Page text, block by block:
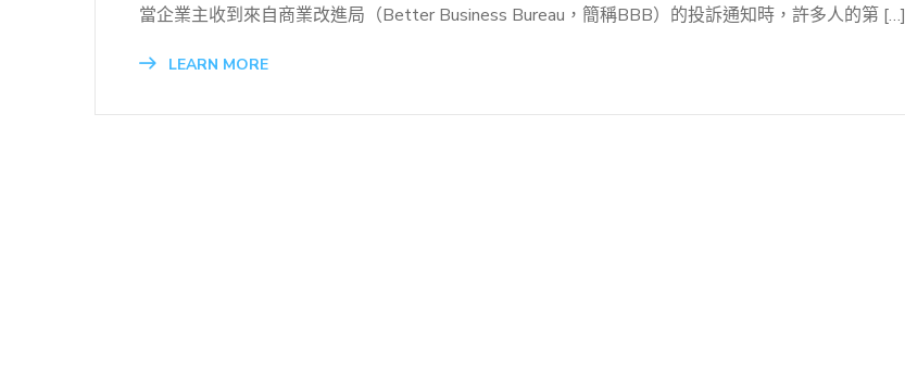
當企業主收到來自商業改進局（Better Business Bureau，簡稱BBB）的投訴通知時，許多人的第 […]
LEARN MORE